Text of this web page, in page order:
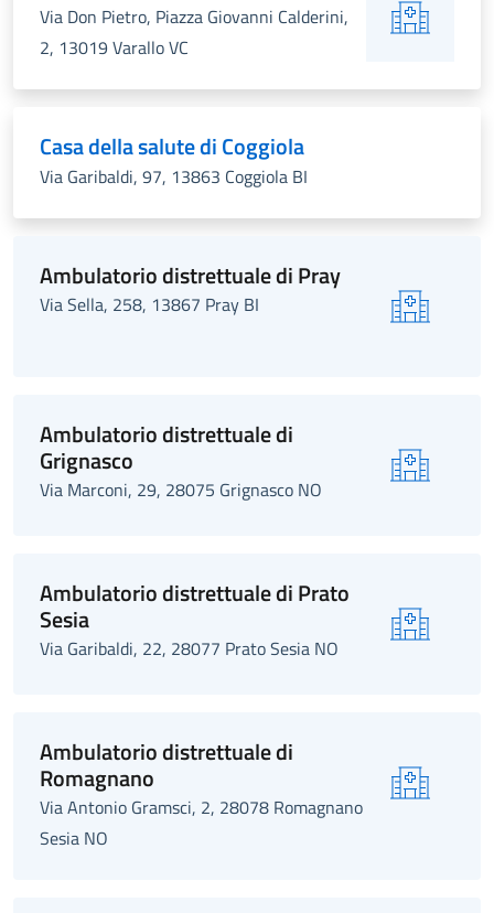
Via Don Pietro, Piazza Giovanni Calderini,
2, 13019 Varallo VC
Casa della salute di Coggiola
Via Garibaldi, 97, 13863 Coggiola BI
Ambulatorio distrettuale di Pray
Via Sella, 258, 13867 Pray BI
Ambulatorio distrettuale di
Grignasco
Via Marconi, 29, 28075 Grignasco NO
Ambulatorio distrettuale di Prato
Sesia
Via Garibaldi, 22, 28077 Prato Sesia NO
Ambulatorio distrettuale di
Romagnano
Via Antonio Gramsci, 2, 28078 Romagnano
Sesia NO